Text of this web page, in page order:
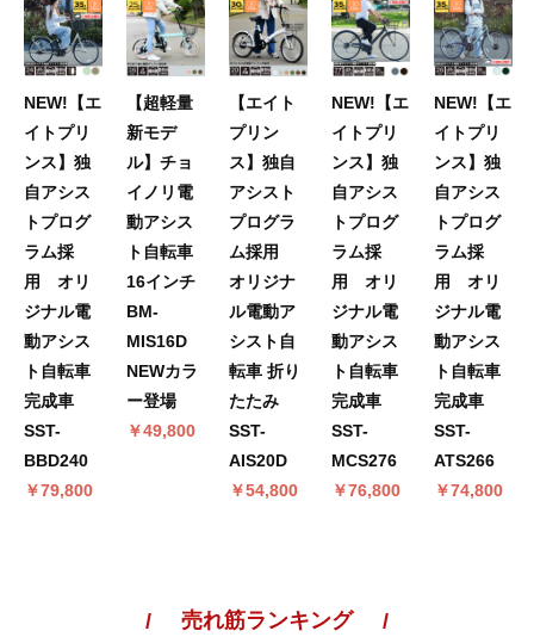
NEW!【エ
イトプリ
ンス】独
自アシス
トプログ
ラム採
用 オリ
ジナル電
動アシス
ト自転車
完成車
SST-
BBD240
￥79,800
【超軽量
新モデ
ル】チョ
イノリ電
動アシス
ト自転車
16インチ
BM-
MIS16D
NEWカラ
ー登場
￥49,800
【エイト
プリン
ス】独自
アシスト
プログラ
ム採用
オリジナ
ル電動ア
シスト自
転車 折り
たたみ
SST-
AIS20D
￥54,800
NEW!【エ
イトプリ
ンス】独
自アシス
トプログ
ラム採
用 オリ
ジナル電
動アシス
ト自転車
完成車
SST-
MCS276
￥76,800
NEW!【エ
イトプリ
ンス】独
自アシス
トプログ
ラム採
用 オリ
ジナル電
動アシス
ト自転車
完成車
SST-
ATS266
￥74,800
売れ筋ランキング